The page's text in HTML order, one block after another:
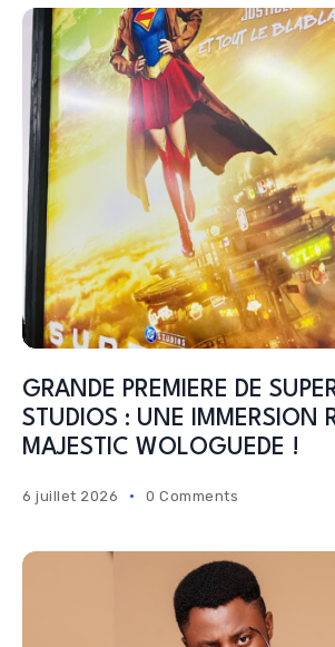
GRANDE PREMIERE DE
STUDIOS : UNE IMMERSION
MAJESTIC WOLOGUEDE !
6 juillet 2026 0 Comments